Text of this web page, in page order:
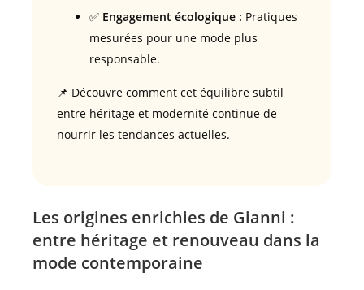
✅ Engagement écologique : Pratiques
mesurées pour une mode plus
responsable.
📌 Découvre comment cet équilibre subtil
entre héritage et modernité continue de
nourrir les tendances actuelles.
Les origines enrichies de Gianni :
entre héritage et renouveau dans la
mode contemporaine